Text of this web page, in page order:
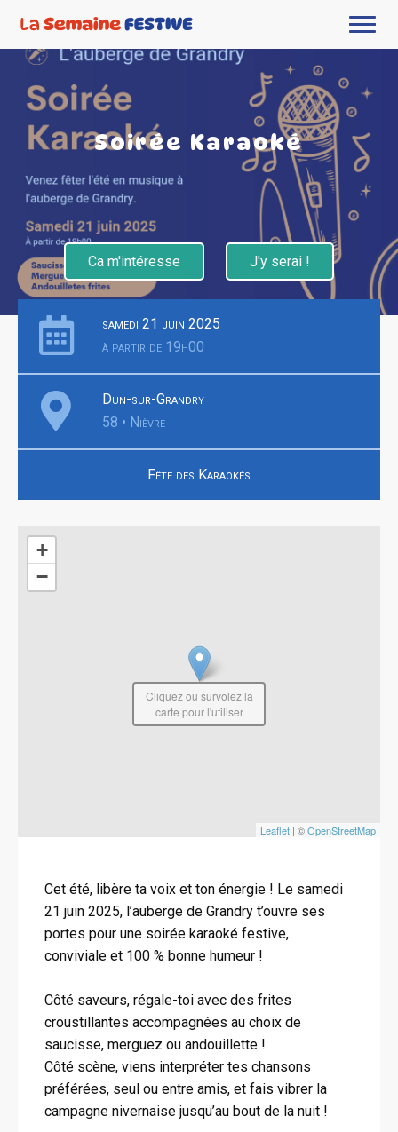
Soirée Karaoké
Ca m'intéresse J'y serai !
samedi 21 juin 2025
à partir de 19h00
Dun-sur-Grandry
58 • Nièvre
Fête des Karaokés
+
−
Leaflet | ©OpenStreetMap
Cliquez ou survolez la
carte pour l'utiliser
Cet été, libère ta voix et ton énergie ! Le samedi
21 juin 2025, l’auberge de Grandry t’ouvre ses
portes pour une soirée karaoké festive,
conviviale et 100 % bonne humeur !
Côté saveurs, régale-toi avec des frites
croustillantes accompagnées au choix de
saucisse, merguez ou andouillette !
Côté scène, viens interpréter tes chansons
préférées, seul ou entre amis, et fais vibrer la
campagne nivernaise jusqu’au bout de la nuit !